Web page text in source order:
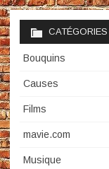
CATÉGORIES
Bouquins
Causes
Films
mavie.com
Musique